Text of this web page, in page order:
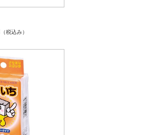
（税込み）